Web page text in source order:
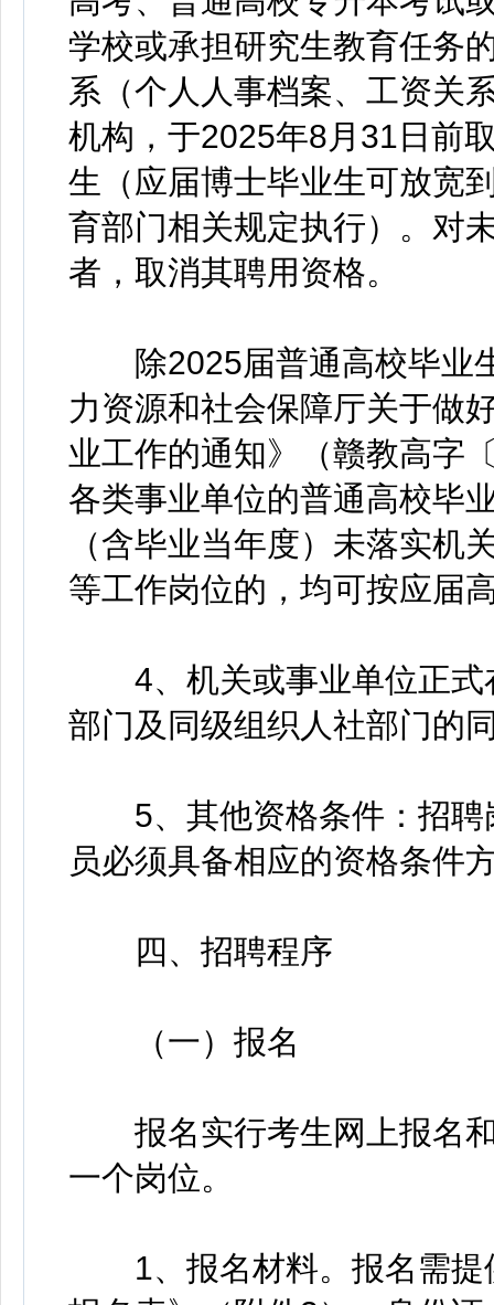
学校或承担研究生教育任务
系（个人人事档案、工资关
机构，于2025年8月31日前
生（应届博士毕业生可放宽
育部门相关规定执行）。对
者，取消其聘用资格。
除2025届普通高校毕业
力资源和社会保障厅关于做
业工作的通知》（赣教高字
各类事业单位的普通高校毕
（含毕业当年度）未落实机
等工作岗位的，均可按应届
4、机关或事业单位正式
部门及同级组织人社部门的
5、其他资格条件：招聘
员必须具备相应的资格条件
四、招聘程序
（一）报名
报名实行考生网上报名和
一个岗位。
1、报名材料。报名需提